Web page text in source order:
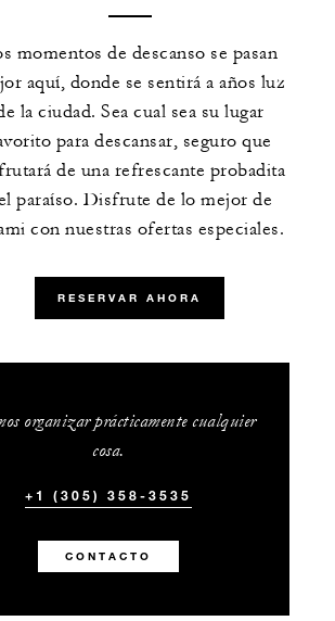
momentos de descanso se pasan
aquí, donde se sentirá a años luz
la ciudad. Sea cual sea su lugar
para descansar, seguro que
de una refrescante probadita
paraíso. Disfrute de lo mejor de
con nuestras ofertas especiales.
RESERVAR AHORA
organizar prácticamente cualquier
cosa.
+1 (305) 358-3535
CONTACTO